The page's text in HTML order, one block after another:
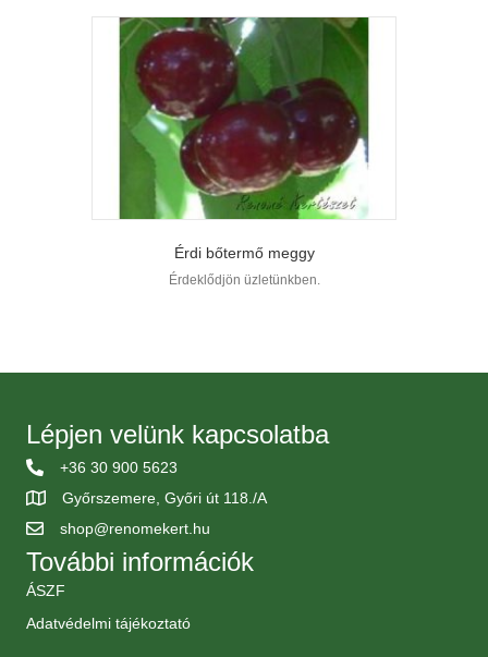
Érdi bőtermő meggy
Érdeklődjön üzletünkben.
Lépjen velünk kapcsolatba
+36 30 900 5623
Győrszemere, Győri út 118./A
shop@renomekert.hu
További információk
ÁSZF
Adatvédelmi tájékoztató